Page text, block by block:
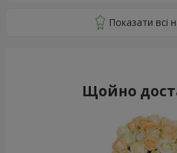
Щойно